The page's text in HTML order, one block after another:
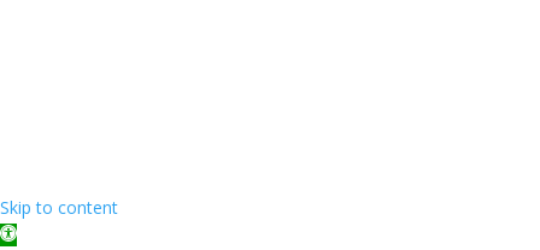
Skip to content
Open toolbar